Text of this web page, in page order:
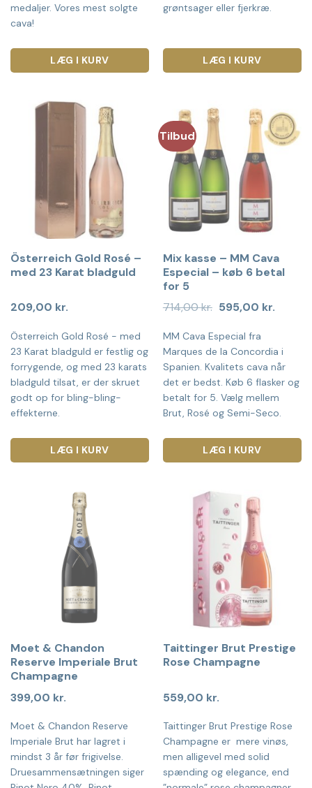
medaljer. Vores mest solgte
cava!
LÆG I KURV
grøntsager eller fjerkræ.
LÆG I KURV
Österreich Gold Rosé –
med 23 Karat bladguld
209,00 kr.
Österreich Gold Rosé - med
23 Karat bladguld er festlig og
forrygende, og med 23 karats
bladguld tilsat, er der skruet
godt op for bling-bling-
effekterne.
LÆG I KURV
Tilbud
Mix kasse – MM Cava
Especial – køb 6 betal
for 5
714,00kr. Den
var:
714,00 kr..
595,00 kr.Den
595,00
MM Cava Especial fra
Marques de la Concordia i
Spanien. Kvalitets cava når
det er bedst. Køb 6 flasker og
betalt for 5. Vælg mellem
Brut, Rosé og Semi-Seco.
LÆG I KURV
Moet & Chandon
Reserve Imperiale Brut
Champagne
399,00 kr.
Moet & Chandon Reserve
Imperiale Brut har lagret i
mindst 3 år før frigivelse.
Druesammensætningen siger
Taittinger Brut Prestige
Rose Champagne
559,00 kr.
Taittinger Brut Prestige Rose
Champagne er mere vinøs,
men alligevel med solid
spænding og elegance, end